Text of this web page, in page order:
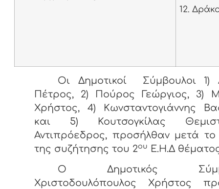
12.
Οι Δημοτικοί Σύμβουλοι 1)
Πέτρος, 2) Πούρος Γεώργιος, 3)
Χρήστος, 4) Κωνσταντογιάννης
και 5) Κουτσογκίλας
Αντιπρόεδρος, προσήλθαν μετά
της συζήτησης του 2ου Ε.Η.Δ
Ο Δημοτικός
Χριστοδουλόπουλος Χρήστος